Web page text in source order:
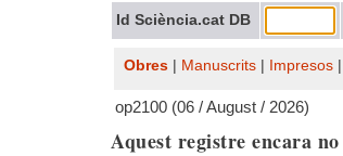
Id Sciència.cat DB
Obres Manuscrits Impresos
op2100 (06 / August / 2026)
Aquest registre encara